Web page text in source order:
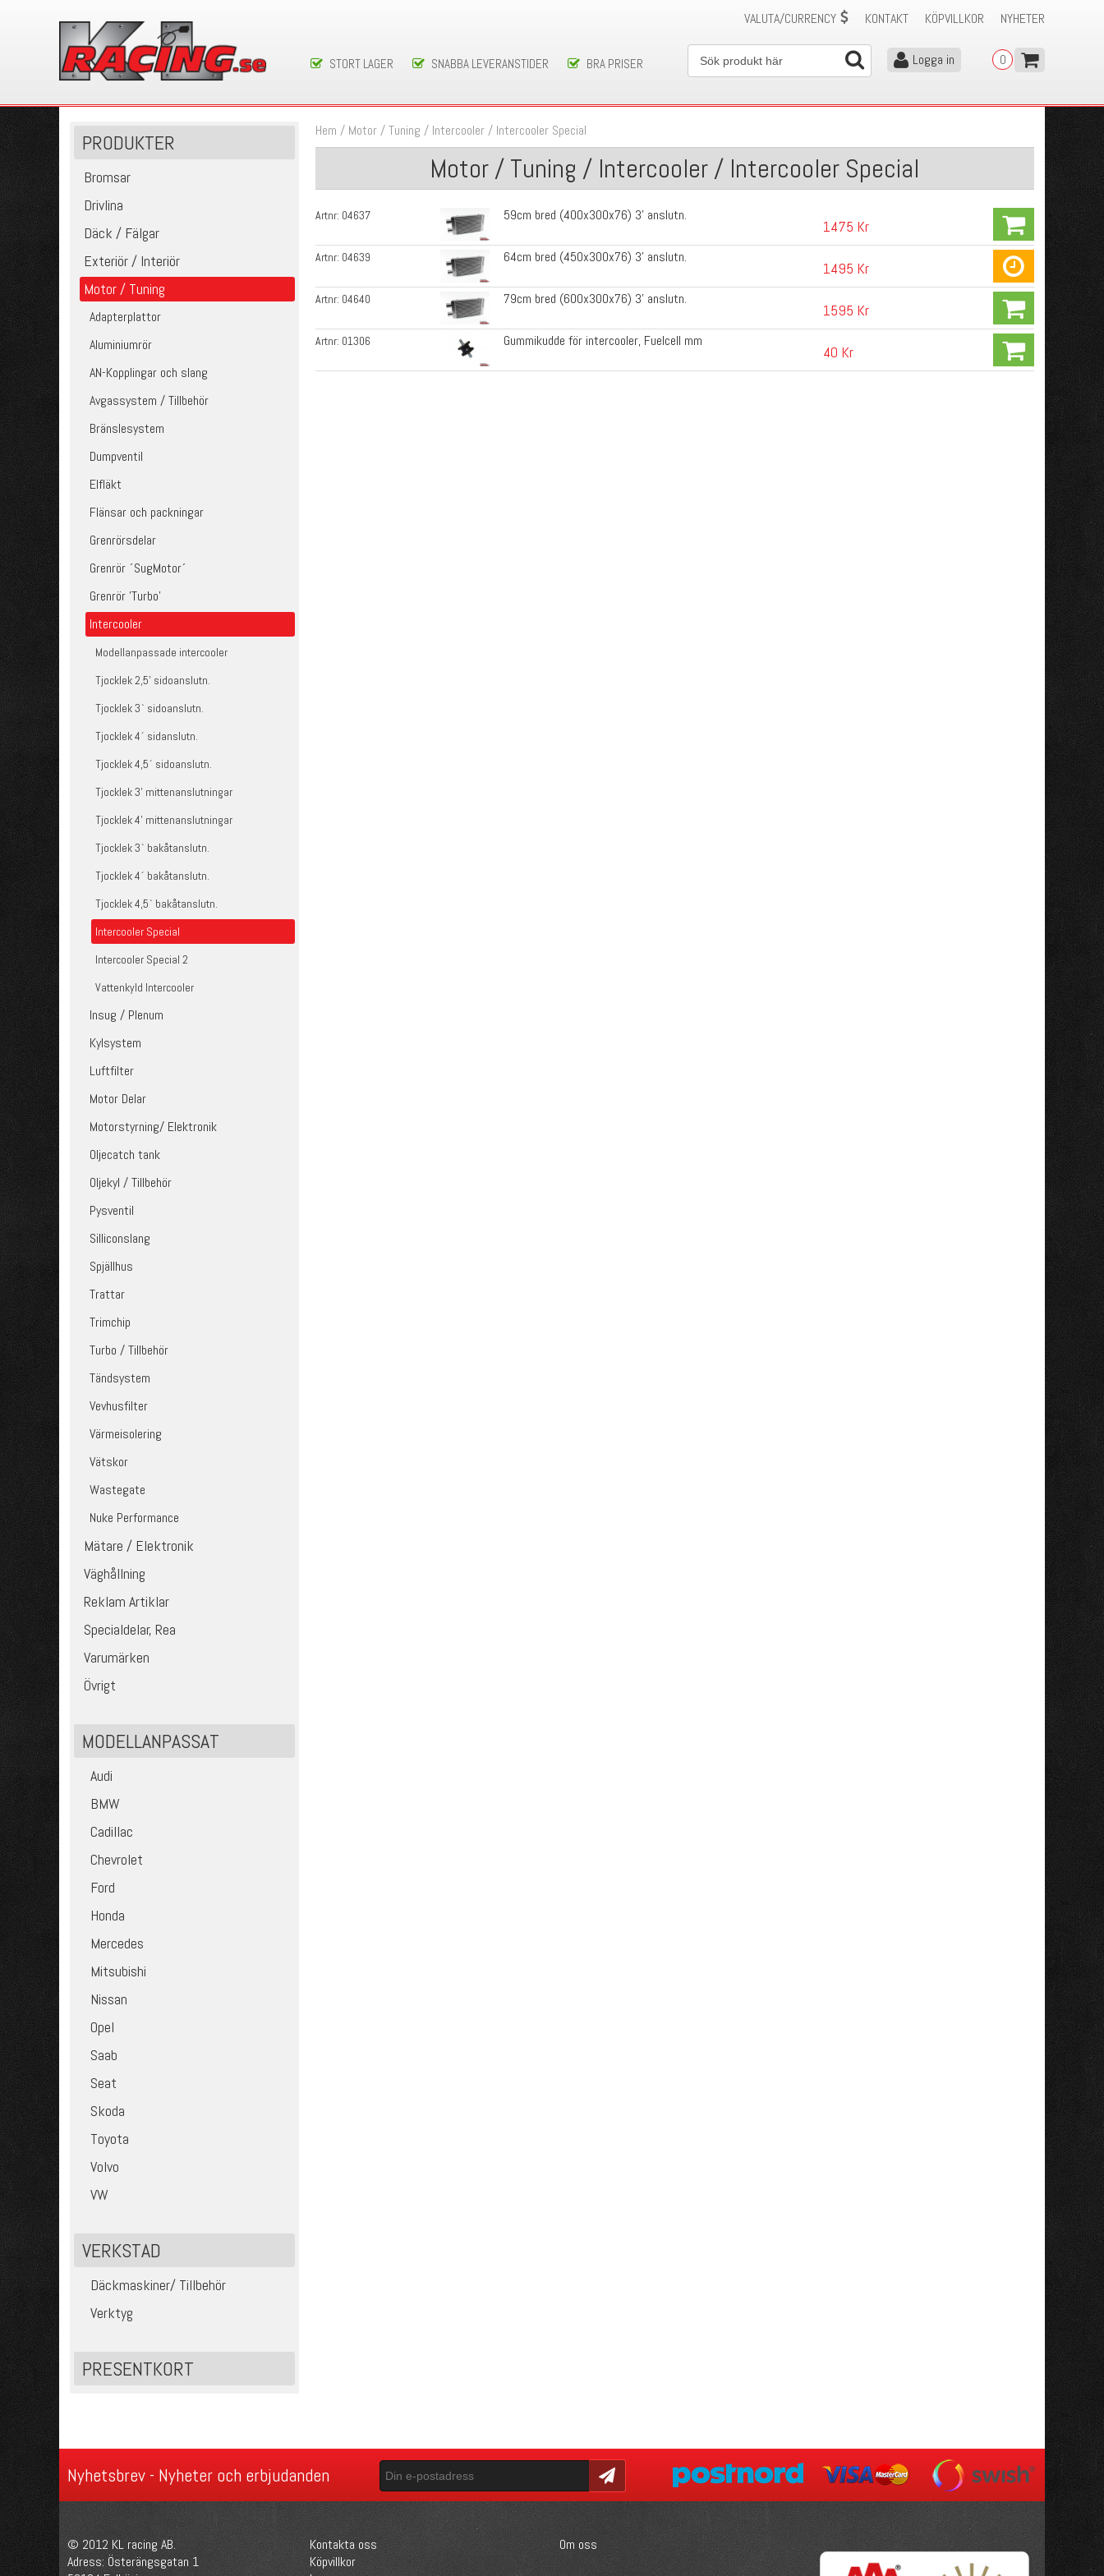
NYHETER
KÖPVILLKOR
KONTAKT
VALUTA/CURRENCY
STORT LAGER SNABBA LEVERANSTIDER BRA PRISER 0
Logga in
PRODUKTER
Bromsar
Drivlina
Däck / Fälgar
Exteriör / Interiör
Motor / Tuning
Adapterplattor
Aluminiumrör
AN-Kopplingar och slang
Avgassystem / Tillbehör
Bränslesystem
Dumpventil
Elfläkt
Flänsar och packningar
Grenrörsdelar
Grenrör ´SugMotor´
Grenrör 'Turbo'
Intercooler
Modellanpassade intercooler
Tjocklek 2,5' sidoanslutn.
Tjocklek 3` sidoanslutn.
Tjocklek 4´ sidanslutn.
Tjocklek 4,5´ sidoanslutn.
Tjocklek 3' mittenanslutningar
Tjocklek 4' mittenanslutningar
Tjocklek 3` bakåtanslutn.
Tjocklek 4´ bakåtanslutn.
Tjocklek 4,5` bakåtanslutn.
Intercooler Special
Intercooler Special 2
Vattenkyld Intercooler
Insug / Plenum
Kylsystem
Luftfilter
Motor Delar
Motorstyrning/ Elektronik
Oljecatch tank
Oljekyl / Tillbehör
Pysventil
Silliconslang
Spjällhus
Trattar
Trimchip
Turbo / Tillbehör
Tändsystem
Vevhusfilter
Värmeisolering
Vätskor
Wastegate
Nuke Performance
Mätare / Elektronik
Väghållning
Reklam Artiklar
Specialdelar, Rea
Varumärken
Övrigt
MODELLANPASSAT
Audi
BMW
Cadillac
Chevrolet
Ford
Honda
Mercedes
Mitsubishi
Nissan
Opel
Saab
Seat
Skoda
Toyota
Volvo
VW
VERKSTAD
Däckmaskiner/ Tillbehör
Verktyg
PRESENTKORT
Hem / Motor / Tuning / Intercooler / Intercooler Special
Motor / Tuning / Intercooler / Intercooler Special
Artnr: 04637 59cm bred (400x300x76) 3' anslutn.
1475 Kr
Artnr: 04639 64cm bred (450x300x76) 3' anslutn.
1495 Kr
Artnr: 04640 79cm bred (600x300x76) 3' anslutn.
1595 Kr
Artnr: 01306 Gummikudde för intercooler, Fuelcell mm
40 Kr
Nyhetsbrev - Nyheter och erbjudanden Skicka
© 2012 KL racing AB.
Adress: Österängsgatan 1
Kontakta oss
Köpvillkor
Om oss